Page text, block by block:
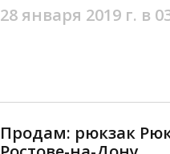
28 января 2019 г. в
Продам: рюкзак